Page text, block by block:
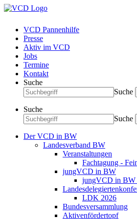
VCD Pannenhilfe
Presse
Aktiv im VCD
Jobs
Termine
Kontakt
Suche
Suche
Suche
Suche
Der VCD in BW
Landesverband BW
Veranstaltungen
Fachtagung -
jungVCD in BW
jungVCD in BW
LDK 2026
Bundesversammlung
Aktivenfördertopf